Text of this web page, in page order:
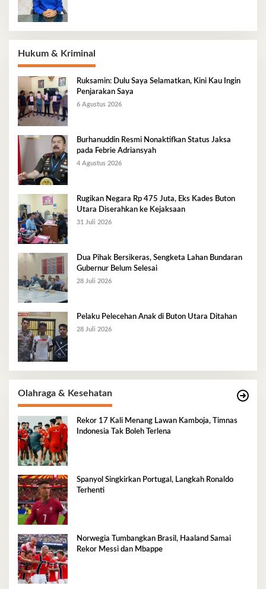
Hukum & Kriminal
Ruksamin: Dulu Saya Selamatkan, Kini Kau Ingin
Penjarakan Saya
6 Agustus 2026
Burhanuddin Resmi Nonaktifkan Status Jaksa
pada Febrie Adriansyah
4 Agustus 2026
Rugikan Negara Rp 475 Juta, Eks Kades Buton
Utara Diserahkan ke Kejaksaan
31 Juli 2026
Dua Pihak Bersikeras, Sengketa Lahan Bundaran
Gubernur Belum Selesai
28 Juli 2026
Pelaku Pelecehan Anak di Buton Utara Ditahan
28 Juli 2026
Olahraga & Kesehatan
Rekor 17 Kali Menang Lawan Kamboja, Timnas
Indonesia Tak Boleh Terlena
Spanyol Singkirkan Portugal, Langkah Ronaldo
Terhenti
Norwegia Tumbangkan Brasil, Haaland Samai
Rekor Messi dan Mbappe